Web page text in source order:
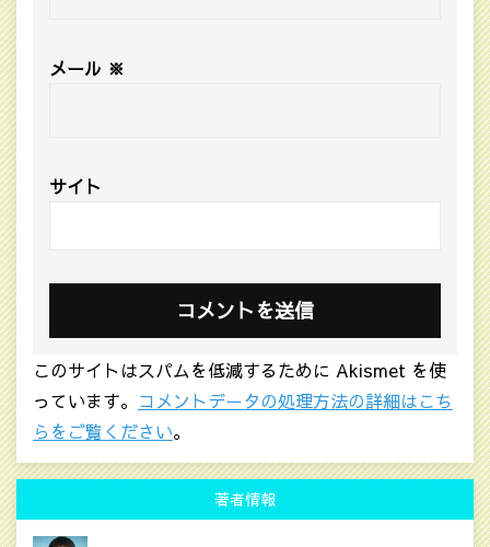
メール ※
サイト
このサイトはスパムを低減するために Akismet を使
っています。 コメントデータの処理方法の詳細はこち
らをご覧ください。
著者情報